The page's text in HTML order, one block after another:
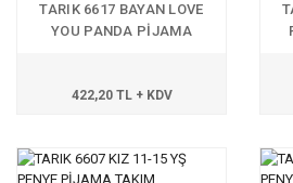
TARIK 6617 BAYAN LOVE
YOU PANDA PİJAMA
422,20 TL + KDV